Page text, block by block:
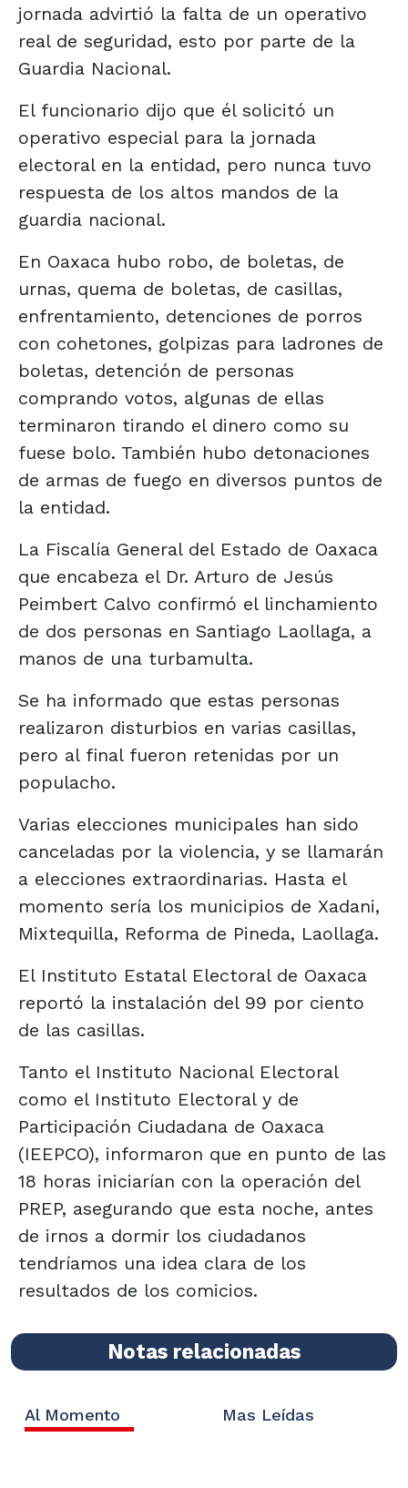
jornada advirtió la falta de un operativo
real de seguridad, esto por parte de la
Guardia Nacional.
El funcionario dijo que él solicitó un
operativo especial para la jornada
electoral en la entidad, pero nunca tuvo
respuesta de los altos mandos de la
guardia nacional.
En Oaxaca hubo robo, de boletas, de
urnas, quema de boletas, de casillas,
enfrentamiento, detenciones de porros
con cohetones, golpizas para ladrones de
boletas, detención de personas
comprando votos, algunas de ellas
terminaron tirando el dinero como su
fuese bolo. También hubo detonaciones
de armas de fuego en diversos puntos de
la entidad.
La Fiscalía General del Estado de Oaxaca
que encabeza el Dr. Arturo de Jesús
Peimbert Calvo confirmó el linchamiento
de dos personas en Santiago Laollaga, a
manos de una turbamulta.
Se ha informado que estas personas
realizaron disturbios en varias casillas,
pero al final fueron retenidas por un
populacho.
Varias elecciones municipales han sido
canceladas por la violencia, y se llamarán
a elecciones extraordinarias. Hasta el
momento sería los municipios de Xadani,
Mixtequilla, Reforma de Pineda, Laollaga.
El Instituto Estatal Electoral de Oaxaca
reportó la instalación del 99 por ciento
de las casillas.
Tanto el Instituto Nacional Electoral
como el Instituto Electoral y de
Participación Ciudadana de Oaxaca
(IEEPCO), informaron que en punto de las
18 horas iniciarían con la operación del
PREP, asegurando que esta noche, antes
de irnos a dormir los ciudadanos
tendríamos una idea clara de los
resultados de los comicios.
Notas relacionadas
Al Momento Mas Leídas